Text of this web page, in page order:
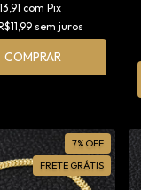
com Pix
sem juros
COMPRAR
7% OFF
FRETE GRÁTIS